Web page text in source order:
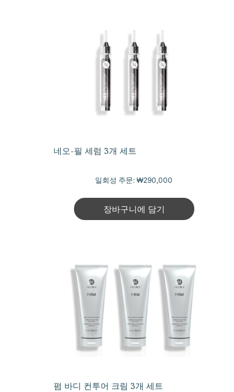
네오-필 세럼 3개 세트
일회성 주문:₩290,000
장바구니에 담기
펌 바디 컨투어 크림 3개 세트